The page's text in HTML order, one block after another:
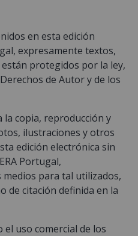
en esta edición
expresamente textos,
protegidos por la ley,
de Autor y de los
la copia, reproducción y
ilustraciones y otros
edición electrónica sin
Portugal,
para tal utilizados,
de citación definida en la
uso comercial de los